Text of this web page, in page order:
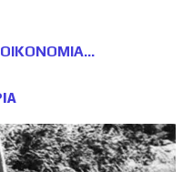
ΟΙΚΟΝΟΜΙΑ